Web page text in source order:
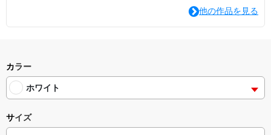
他の作品を見る
カラー
ホワイト
サイズ